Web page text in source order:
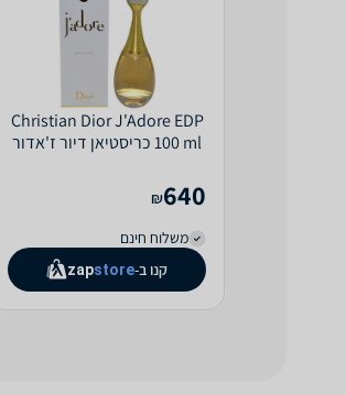
Christian Dior J'Adore EDP
100 ml כריסטיאן דיור ז'אדור
640
₪
משלוח חינם
קנו ב-
zapstore